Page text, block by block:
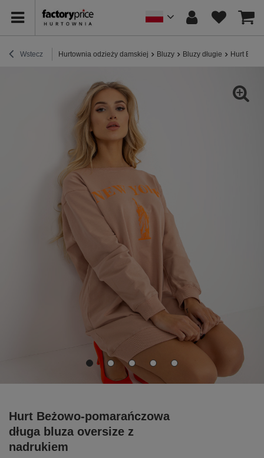
Wstecz Hurtownia odzieży damskiej Bluzy Bluzy długie Hurt
Hurt Beżowo-pomarańczowa
długa bluza oversize z
nadrukiem